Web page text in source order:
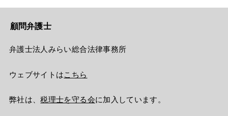
顧問弁護士
弁護士法人みらい総合法律事務所
ウェブサイトはこちら
弊社は、税理士を守る会に加入しています。